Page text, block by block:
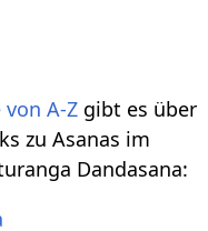
von A-Z gibt es über
zu Asanas im
Dandasana: